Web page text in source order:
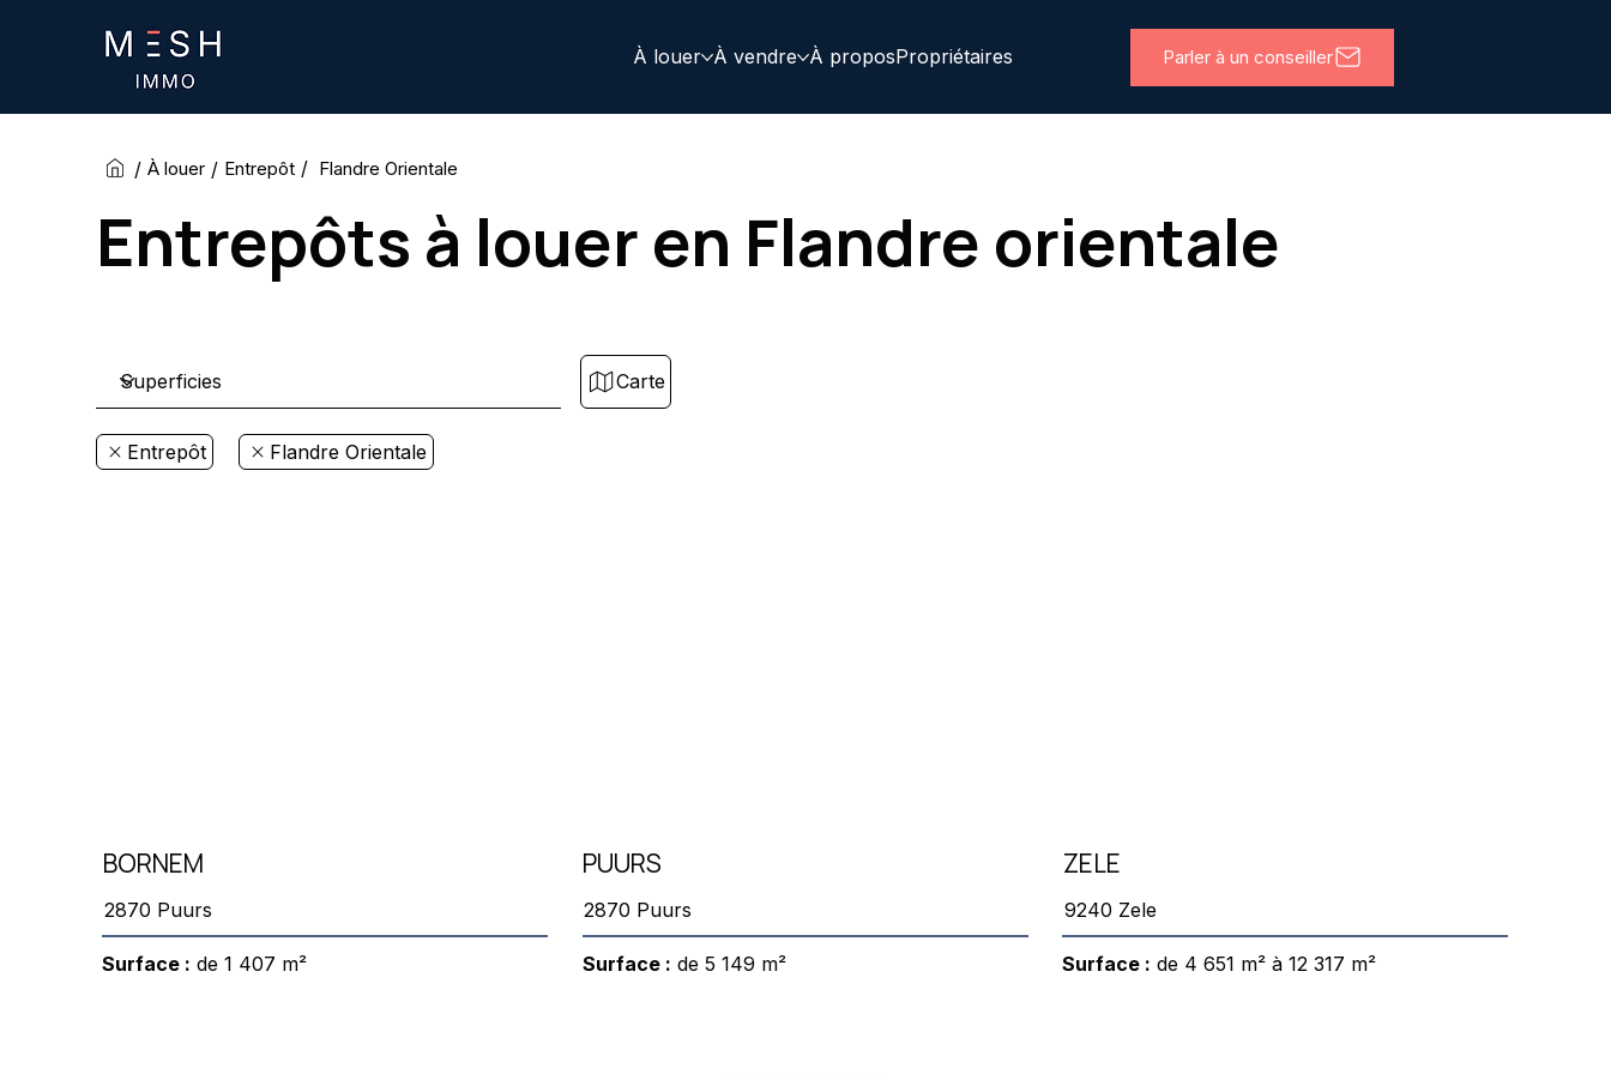
À louer À vendre À proposPropriétaires Parler à un conseiller
/ À louer / Entrepôt / Flandre Orientale
Entrepôts à louer en Flandre orientale
Carte
Entrepôt Flandre Orientale
BORNEM
2870 Puurs
Surface : de 1 407 m²
PUURS
2870 Puurs
Surface : de 5 149 m²
ZELE
9240 Zele
Surface : de 4 651 m² à 12 317 m²